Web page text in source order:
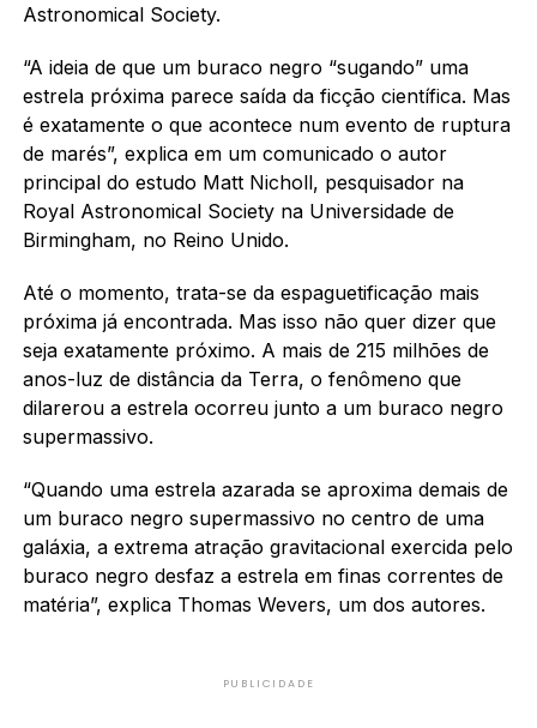
Astronomical Society.
“A ideia de que um buraco negro “sugando” uma
estrela próxima parece saída da ficção científica. Mas
é exatamente o que acontece num evento de ruptura
de marés”, explica em um comunicado o autor
principal do estudo Matt Nicholl, pesquisador na
Royal Astronomical Society na Universidade de
Birmingham, no Reino Unido.
Até o momento, trata-se da espaguetificação mais
próxima já encontrada. Mas isso não quer dizer que
seja exatamente próximo. A mais de 215 milhões de
anos-luz de distância da Terra, o fenômeno que
dilarerou a estrela ocorreu junto a um buraco negro
supermassivo.
“Quando uma estrela azarada se aproxima demais de
um buraco negro supermassivo no centro de uma
galáxia, a extrema atração gravitacional exercida pelo
buraco negro desfaz a estrela em finas correntes de
matéria”, explicaThomas Wevers, um dos autores.
PUBLICIDADE